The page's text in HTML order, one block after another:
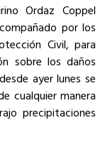
Ordaz Coppel
por los
Civil, para
sobre los daños
ayer lunes se
cualquier manera
precipitaciones